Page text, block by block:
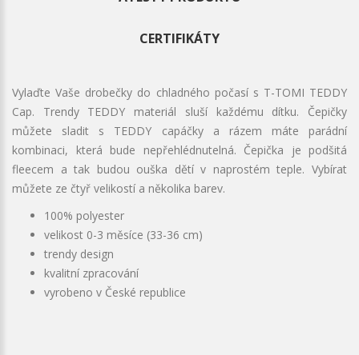
CERTIFIKÁTY
Vylaďte Vaše drobečky do chladného počasí s T-TOMI TEDDY
Cap. Trendy TEDDY materiál sluší každému dítku. Čepičky
můžete sladit s TEDDY capáčky a rázem máte parádní
kombinaci, která bude nepřehlédnutelná. Čepička je podšitá
fleecem a tak budou ouška dětí v naprostém teple. Vybírat
můžete ze čtyř velikostí a několika barev.
100% polyester
velikost 0-3 měsíce (33-36 cm)
trendy design
kvalitní zpracování
vyrobeno v České republice